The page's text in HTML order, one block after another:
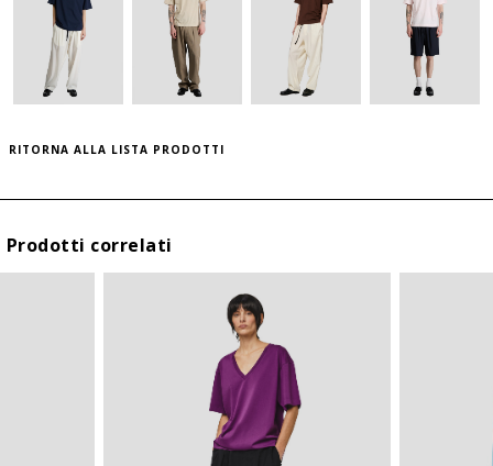
RITORNA ALLA LISTA PRODOTTI
Prodotti correlati
TAGLIA
AVVISAMI SE DOVESSE TORNARE
DISPONIBILE
* Inviando questo form, dichiaro di aver preso visione della
privacy
trattamento dei miei dati personali.
WISHLIST
per salvare questo articolo nella tua wishlist
al sito